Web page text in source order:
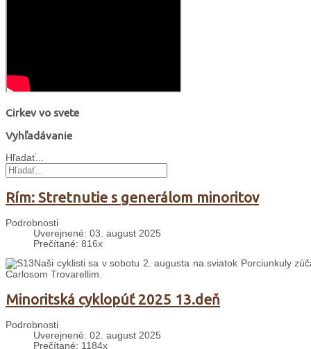
Cirkev vo svete
Vyhľadávanie
Hľadať...
Rím: Stretnutie s generálom minoritov
Podrobnosti
Uverejnené: 03. august 2025
Prečítané: 816x
Naši cyklisti sa v sobotu 2. augusta na sviatok Porciunkuly
Carlosom Trovarellim.
Minoritská cyklopúť 2025 13.deň
Podrobnosti
Uverejnené: 02. august 2025
Prečítané: 1184x